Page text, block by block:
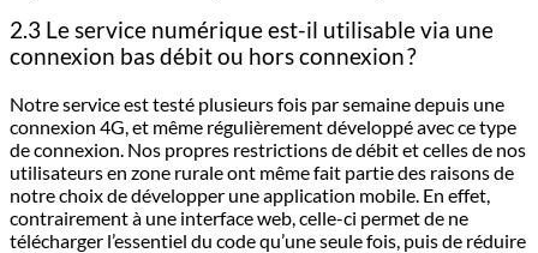
2.3 Le service numérique est-il utilisable via une
connexion bas débit ou hors connexion ?
Notre service est testé plusieurs fois par semaine depuis une
connexion 4G, et même régulièrement développé avec ce type
de connexion. Nos propres restrictions de débit et celles de nos
utilisateurs en zone rurale ont même fait partie des raisons de
notre choix de développer une application mobile. En effet,
contrairement à une interface web, celle-ci permet de ne
télécharger l’essentiel du code qu’une seule fois, puis de réduire